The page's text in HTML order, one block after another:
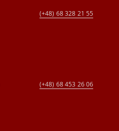
(+48) 68 328 21 55
(+48) 68 453 26 06